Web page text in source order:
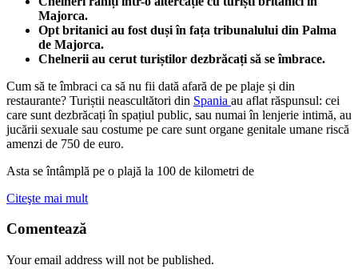
Majorca.
Opt britanici au fost duși în fața tribunalului din Palma
de Majorca.
Chelnerii au cerut turiștilor dezbrăcați să se îmbrace.
Cum să te îmbraci ca să nu fii dată afară de pe plaje și din
restaurante? Turiștii neascultători din Spania au aflat răspunsul: cei
care sunt dezbrăcați în spațiul public, sau numai în lenjerie intimă, au
jucării sexuale sau costume pe care sunt organe genitale umane riscă
amenzi de 750 de euro.
Asta se întâmplă pe o plajă la 100 de kilometri de
Citeşte mai mult
Comentează
Your email address will not be published.